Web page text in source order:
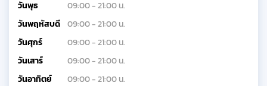
วันพุธ
09:00 - 21:00 น.
วันพฤหัสบดี 09:00 - 21:00 น.
วันศุกร์
09:00 - 21:00 น.
วันเสาร์
09:00 - 21:00 น.
วันอาทิตย์
09:00 - 21:00 น.